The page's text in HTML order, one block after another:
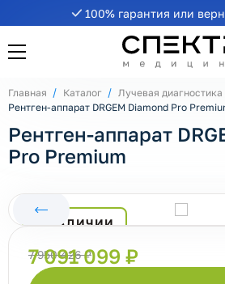
100% гарантия или
Главная Каталог Лучевая диагностика
Рентген-аппарат DRGEM Diamond Pro
В НАЛИЧИИ
Рентген-аппарат
Pro Premium
7 950 426 ₽
7 091 099 ₽